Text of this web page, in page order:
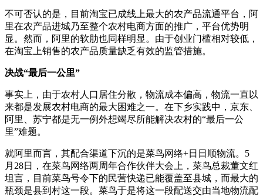
不可否认的是，目前淘宝已成线上最大的农产品流通平台，阿
里在农产品进城乃至整个农村电商方面的推广，平台优势明
显。然而，阿里的软肋也同样明显。由于创业门槛相对较低，
在淘宝上销售的农产品质量缺乏有效的监管措施。
决战“最后一公里”
事实上，由于农村人口居住分散，物流成本偏高，物流一直以
来都是发展农村电商的最大困难之一。在下乡实践中，京东、
阿里、苏宁都是无一例外想竭尽所能解决农村的“最后一公
里”难题。
就阿里而言，其配合渠道下沉的是菜鸟网络+日日顺物流。5
月28日，在菜鸟网络两周年合作伙伴大会上，菜鸟总裁董文红
坦言，目前菜鸟号令下的民营快递已能覆盖至县城，而最大的
瓶颈是县到村这一段。菜鸟于是将这一段配送交由当地物流配